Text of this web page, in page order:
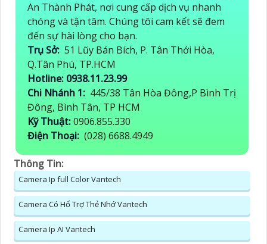
An Thành Phát, nơi cung cấp dịch vụ nhanh
chóng và tận tâm. Chúng tôi cam kết sẽ đem
đến sự hài lòng cho bạn.
Trụ Sở: 51 Lũy Bán Bích, P. Tân Thới Hòa,
Q.Tân Phú, TP.HCM
Hotline: 0938.11.23.99
Chi Nhánh 1: 445/38 Tân Hòa Đông,P Bình Trị
Đông, Bình Tân, TP HCM
Kỹ Thuật:0906.855.330
Điện Thoại: (028) 6688.4949
Thông Tin:
Camera Ip full Color Vantech
Camera Có Hổ Trợ Thẻ Nhớ Vantech
Camera Ip AI Vantech